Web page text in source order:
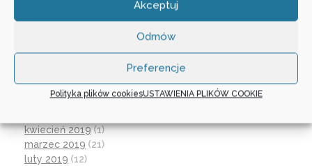
Akceptuj
Odmów
Preferencje
Polityka plików cookiesUSTAWIENIA PLIKÓW COOKIE
listopad 2019(21)
wrzesień 2019(12)
czerwiec 2019(30)
kwiecień 2019(1)
marzec 2019 (21)
luty 2019 (12)